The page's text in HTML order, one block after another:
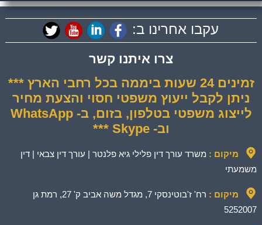
עקבו אחרינו ב:
צרו איתנו קשר
זמינים 24 שעות ביממה בכל רחבי הארץ ***
ניתן לקבל ייעוץ משפטי חסוי והצעת מחיר
לייצוג משפטי בטלפון, בזום, ב- WhatsApp
וב- Skype ***
מיקום : משרד עורך דין פלילי גיא פלנטר | עורך דין צבאי | דין
משמעתי
מיקום :
רח' ז'בוטינסקי 7, מגדל משה אביב ק' 27, רמת גן
5252007